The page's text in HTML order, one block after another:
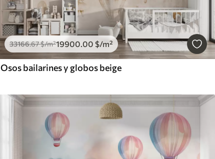
33166.67$/m²19900 .00 $/m²
Osos bailarines y globos beige